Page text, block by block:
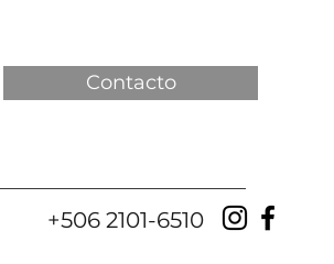
Contacto
+506 2101-6510